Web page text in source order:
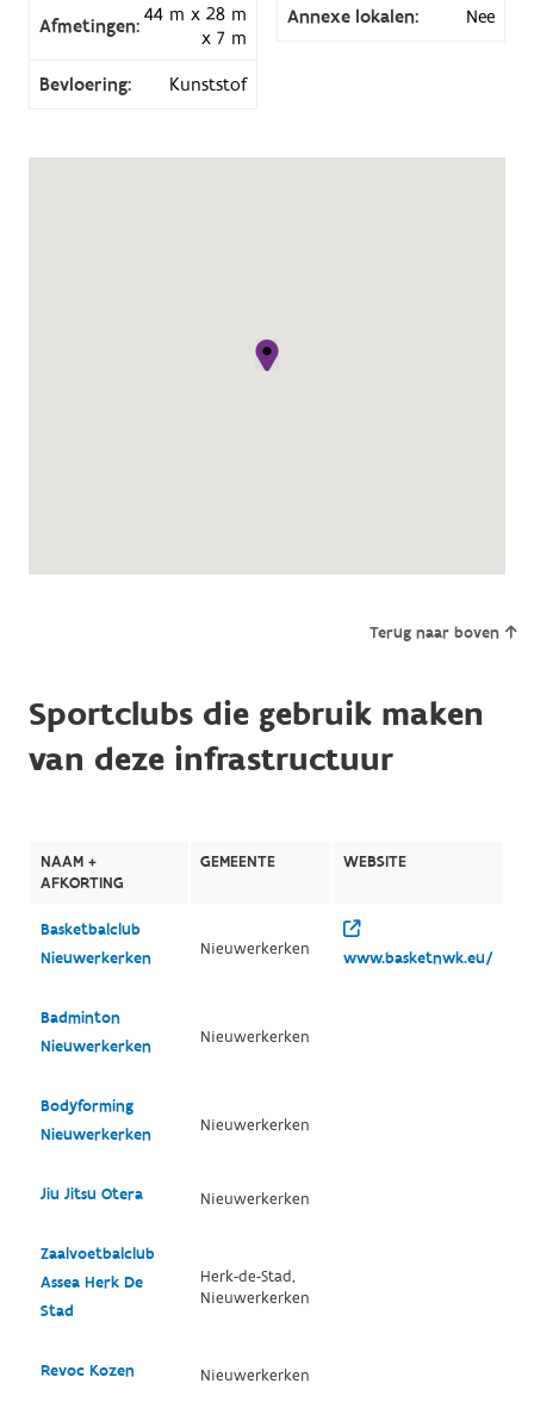
Afmetingen: 44 m x 28 m
x 7 m
Annexe lokalen: Nee
Bevloering: Kunststof
Terug naar boven
Sportclubs die gebruik maken
van deze infrastructuur
NAAM +
AFKORTING
GEMEENTE WEBSITE
Basketbalclub
Nieuwerkerken
Nieuwerkerken www.basketnwk.eu/
Badminton
Nieuwerkerken
Nieuwerkerken
Bodyforming
Nieuwerkerken
Nieuwerkerken
Jiu Jitsu Otera Nieuwerkerken
Zaalvoetbalclub
Assea Herk De
Stad
Herk-de-Stad,
Nieuwerkerken
Revoc Kozen Nieuwerkerken